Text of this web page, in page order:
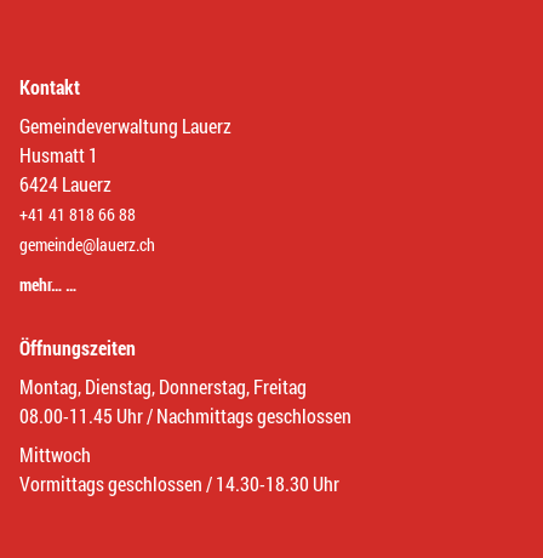
Kontakt
Gemeindeverwaltung Lauerz
Husmatt 1
6424 Lauerz
+41 41 818 66 88
gemeinde@lauerz.ch
mehr… …
Öffnungszeiten
Montag, Dienstag, Donnerstag, Freitag
08.00-11.45 Uhr / Nachmittags geschlossen
Mittwoch
Vormittags geschlossen / 14.30-18.30 Uhr